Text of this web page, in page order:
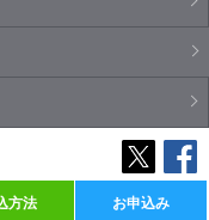
方法 お申込み
Reserved.